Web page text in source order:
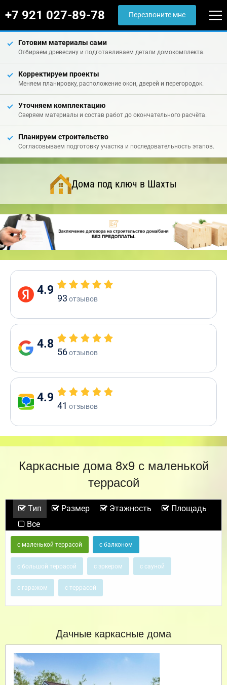
+7 921 027-89-78 Перезвоните мне
Готовим материалы сами
Отбираем древесину и подготавливаем детали домокомплекта.
Корректируем проекты
Меняем планировку, расположение окон, дверей и перегородок.
Уточняем комплектацию
Сверяем материалы и состав работ до окончательного расчёта.
Планируем строительство
Согласовываем подготовку участка и последовательность этапов.
Дома под ключ в Шахты
4.9
93 отзывов
4.8
56отзывов
4.9
41 отзывов
Каркасные дома 8х9 с маленькой
террасой
Тип Размер Этажность
Площадь
Все
с маленькой террасой с балконом
с большой террасой с эркером с сауной
с гаражом с террасой
Дачные каркасные дома